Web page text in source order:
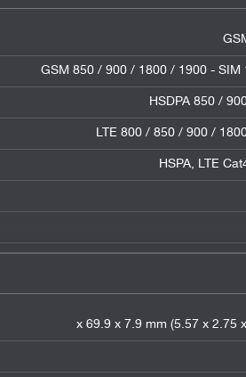
GSM 850 / 900 / 1800 / 1900 - SIM
HSDPA 850 /
LTE 800 / 850 / 900 /
HSPA, LTE